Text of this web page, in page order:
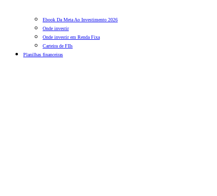
Ebook Da Meta Ao Investimento 2026
Onde investir
Onde investir em Renda Fixa
Carteira de FIIs
Planilhas financeiras